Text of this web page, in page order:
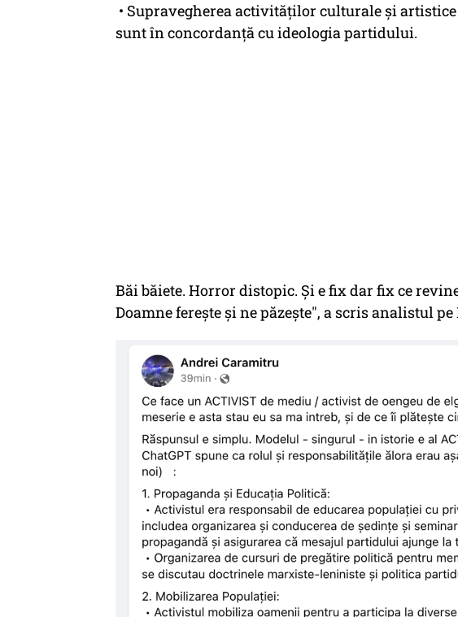
• Supravegherea activităților culturale și artistice
sunt în concordanță cu ideologia partidului.
Băi băiete. Horror distopic. Și e fix dar fix ce
Doamne ferește și ne păzește", a scris analistul pe